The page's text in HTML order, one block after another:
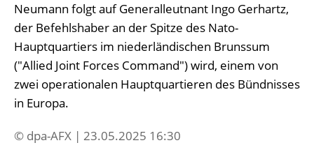
Neumann folgt auf Generalleutnant Ingo Gerhartz,
der Befehlshaber an der Spitze des Nato-
Hauptquartiers im niederländischen Brunssum
("Allied Joint Forces Command") wird, einem von
zwei operationalen Hauptquartieren des Bündnisses
in Europa.
© dpa-AFX | 23.05.2025 16:30